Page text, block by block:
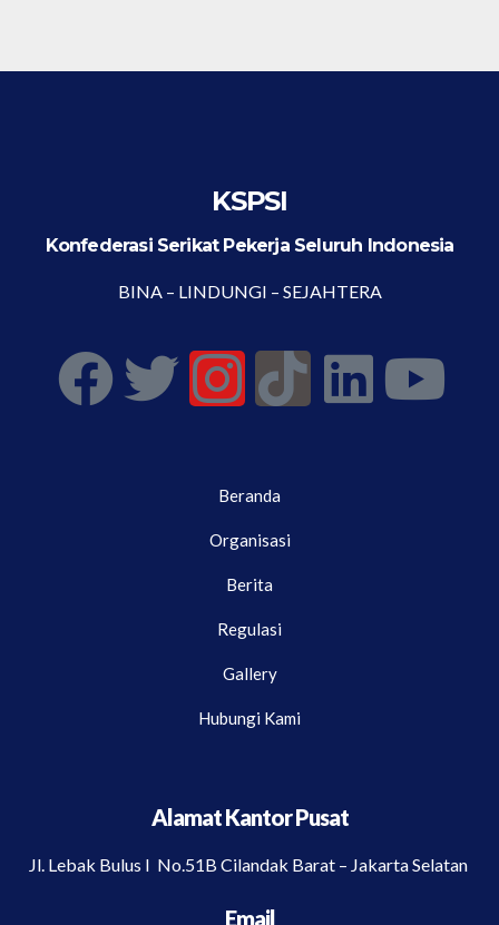
KSPSI
Konfederasi Serikat Pekerja Seluruh Indonesia
BINA – LINDUNGI – SEJAHTERA
Beranda
Organisasi
Berita
Regulasi
Gallery
Hubungi Kami
Alamat Kantor Pusat
Jl. Lebak Bulus I No.51B Cilandak Barat – Jakarta Selatan
Email